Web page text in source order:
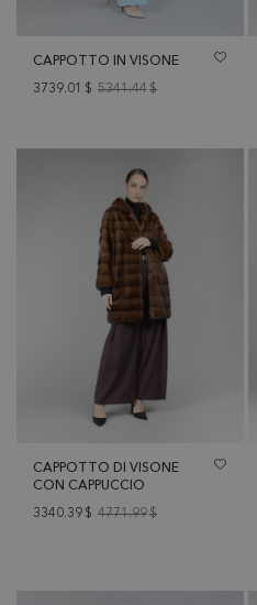
CAPPOTTO IN VISONE
3739.01 $ 5341.44$
CAPPOTTO DI VISONE
CON CAPPUCCIO
3340.39 $ 4771.99$